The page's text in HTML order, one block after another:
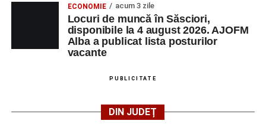
Trupei de Dansuri Săsești;
Alexandrei Pamfilie;
Alfred Dahinten.
– Proiecție cinematografică:
de Federico Fellini și Tullio Pinelli.
ECONOMIE acum 3 zile
Locuri de muncă în Săsciori,
disponibile la 4 august 2026. AJOFM
Alba a publicat lista posturilor
vacante
PUBLICITATE
DIN JUDEȚ